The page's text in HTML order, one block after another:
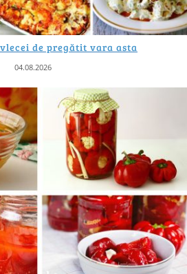
de pregătit vara asta
04.08.2026